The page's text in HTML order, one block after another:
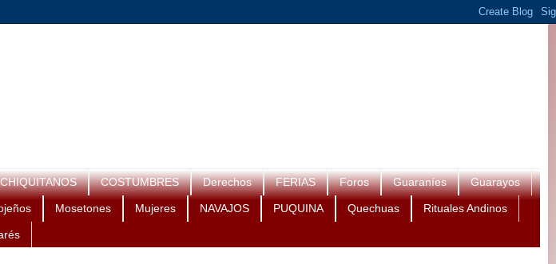
CHIQUITANOS COSTUMBRES Derechos FERIAS Foros Guaraníes Guarayos
Mosetones Mujeres NAVAJOS PUQUINA Quechuas Rituales Andinos